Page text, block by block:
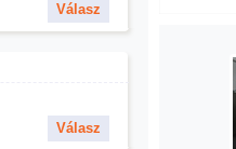
Válasz
Válasz